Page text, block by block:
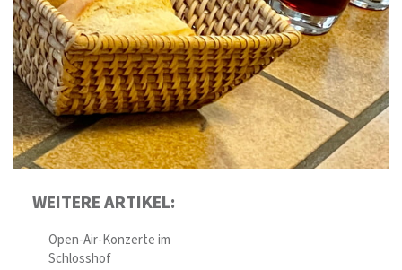
WEITERE ARTIKEL:
Open-Air-Konzerte im
Schlosshof